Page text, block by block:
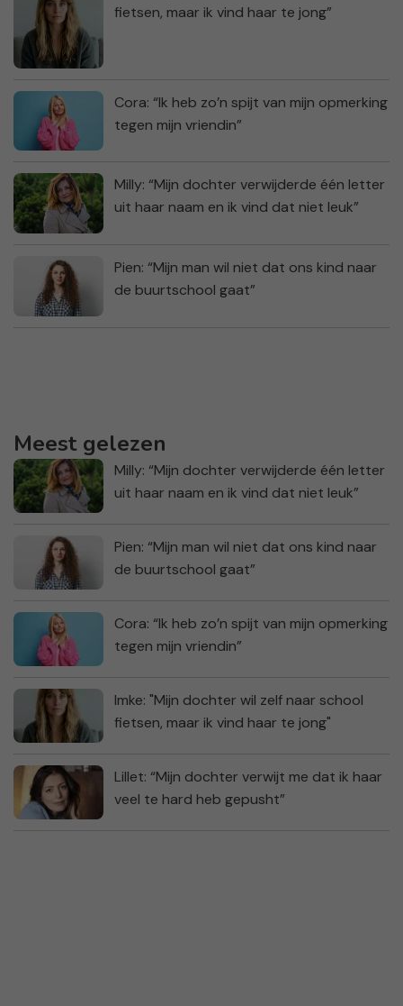
fietsen, maar ik vind haar te jong”
Cora: “Ik heb zo’n spijt van mijn opmerking
tegen mijn vriendin”
Milly: “Mijn dochter verwijderde één letter
uit haar naam en ik vind dat niet leuk”
Pien: “Mijn man wil niet dat ons kind naar
de buurtschool gaat”
Meest gelezen
Milly: “Mijn dochter verwijderde één letter
uit haar naam en ik vind dat niet leuk”
Pien: “Mijn man wil niet dat ons kind naar
de buurtschool gaat”
Cora: “Ik heb zo’n spijt van mijn opmerking
tegen mijn vriendin”
Imke: "Mijn dochter wil zelf naar school
fietsen, maar ik vind haar te jong"
Lillet: “Mijn dochter verwijt me dat ik haar
veel te hard heb gepusht”